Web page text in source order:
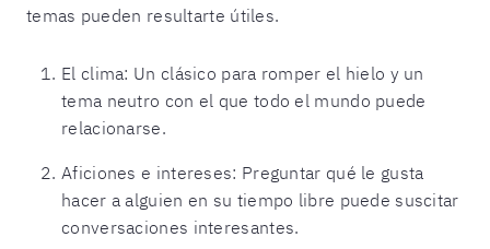
temas pueden resultarte útiles.
El clima: Un clásico para romper el hielo y un
tema neutro con el que todo el mundo puede
relacionarse.
Aficiones e intereses: Preguntar qué le gusta
hacer a alguien en su tiempo libre puede suscitar
conversaciones interesantes.